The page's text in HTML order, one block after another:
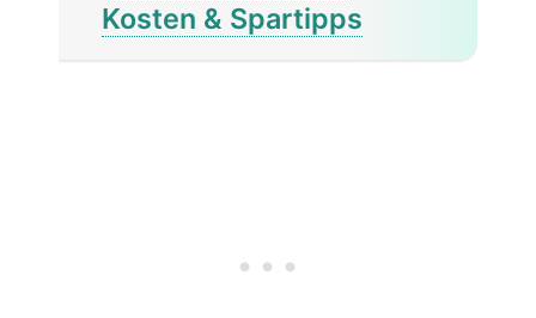
Kosten & Spartipps